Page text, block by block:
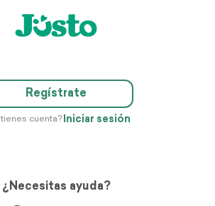
Regístrate
tienes cuenta? Iniciar sesión
¿Necesitas ayuda?